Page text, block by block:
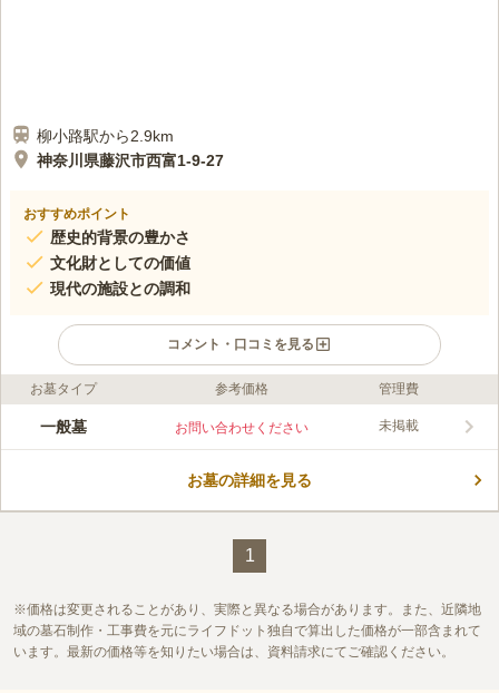
柳小路駅から2.9km
神奈川県藤沢市西富1-9-27
おすすめポイント
歴史的背景の豊かさ
文化財としての価値
現代の施設との調和
コメント・口コミを見る
口コミ評価
この霊園はまだ誰からも評価されていません。
お墓タイプ 参考価格 管理費
一般墓 お問い合わせください 未掲載
お墓の詳細を見る
1
価格は変更されることがあり、実際と異なる場合があります。また、近隣地
域の墓石制作・工事費を元にライフドット独自で算出した価格が一部含まれて
います。最新の価格等を知りたい場合は、資料請求にてご確認ください。